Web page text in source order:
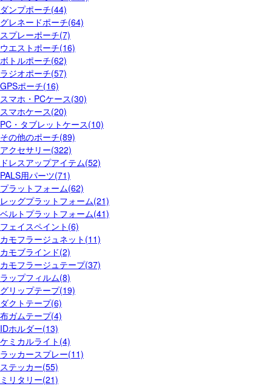
ダンプポーチ(44)
グレネードポーチ(64)
スプレーポーチ(7)
ウエストポーチ(16)
ボトルポーチ(62)
ラジオポーチ(57)
GPSポーチ(16)
スマホ・PCケース(30)
スマホケース(20)
PC・タブレットケース(10)
その他のポーチ(89)
アクセサリー(322)
ドレスアップアイテム(52)
PALS用パーツ(71)
プラットフォーム(62)
レッグプラットフォーム(21)
ベルトプラットフォーム(41)
フェイスペイント(6)
カモフラージュネット(11)
カモブラインド(2)
カモフラージュテープ(37)
ラップフィルム(8)
グリップテープ(19)
ダクトテープ(6)
布ガムテープ(4)
IDホルダー(13)
ケミカルライト(4)
ラッカースプレー(11)
ステッカー(55)
ミリタリー(21)